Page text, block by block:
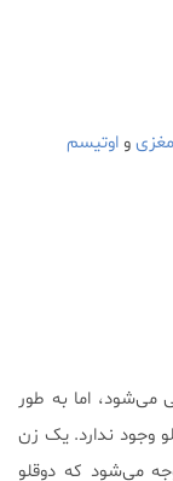
و اوتیسم
می‌شود، اما به طور
وجود ندارد. یک زن
می‌شود که دوقلو